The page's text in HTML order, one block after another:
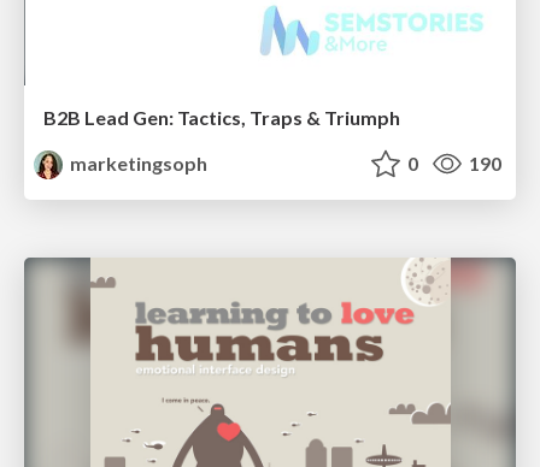
B2B Lead Gen: Tactics, Traps & Triumph
marketingsoph
0 190